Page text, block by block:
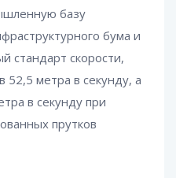
базу
бума и
стандарт скорости,
52,5 метра в секунду, а
в секунду при
прутков